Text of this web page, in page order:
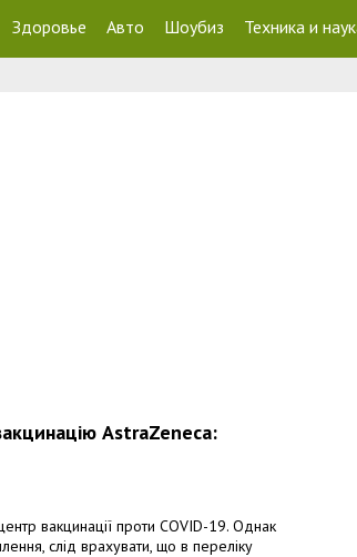
Здоровье Авто Шоубиз Техника и
AstraZeneca:
вакцинації проти COVID-19. Однак
слід врахувати, що в переліку